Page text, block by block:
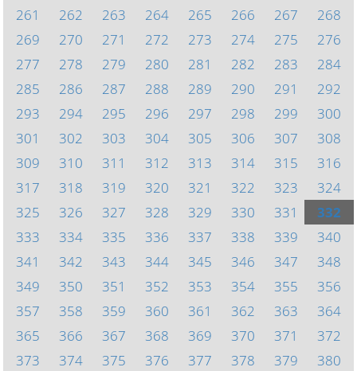
261
262 263 264 265 266 267
268
269
270 271 272 273 274 275
276
277
278 279 280 281 282 283
284
285
286 287 288 289 290 291
292
293
294 295 296 297 298 299
300
301
302 303 304 305 306 307
308
309
310 311 312 313 314 315
316
317
318 319 320 321 322 323
324
325
326 327 328 329 330 331
332
333
334 335 336 337 338 339
340
341
342 343 344 345 346 347
348
349
350 351 352 353 354 355
356
357
358 359 360 361 362 363
364
365
366 367 368 369 370 371
372
373
374 375 376 377 378 379 380